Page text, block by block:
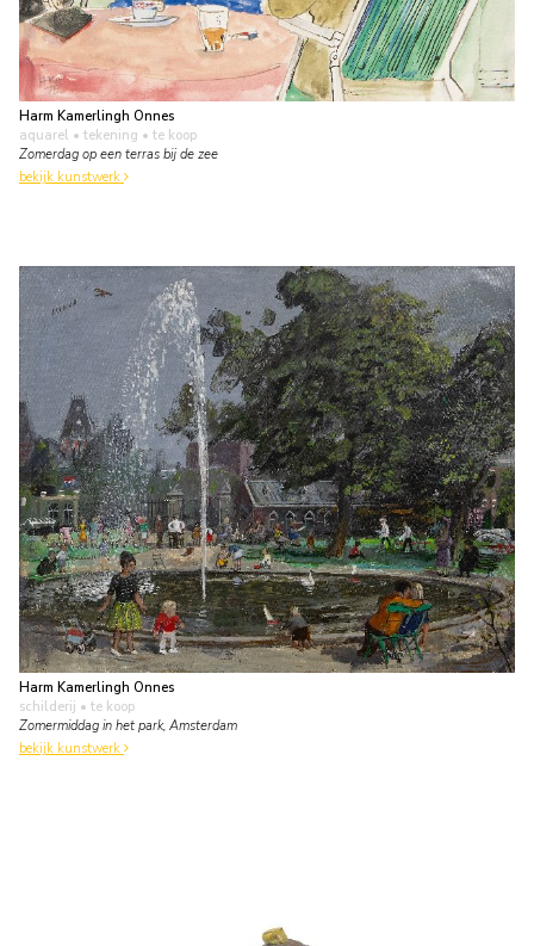
Harm Kamerlingh Onnes
aquarel • tekening • te koop
Zomerdag op een terras bij de zee
bekijk kunstwerk
Harm Kamerlingh Onnes
schilderij • te koop
Zomermiddag in het park, Amsterdam
bekijk kunstwerk